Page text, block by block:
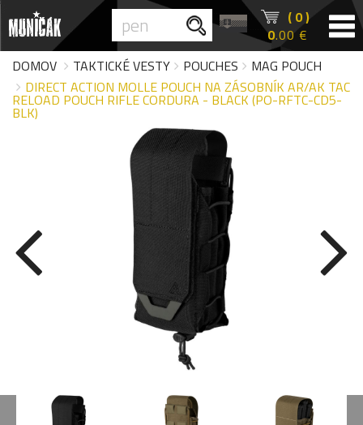
( 0 )
0.00 €
DOMOV
TAKTICKÉ VESTY POUCHES
MAG POUCH
DIRECT ACTION MOLLE POUCH NA ZÁSOBNÍK AR/AK TAC
RELOAD POUCH RIFLE CORDURA - BLACK (PO-RFTC-CD5-
BLK)